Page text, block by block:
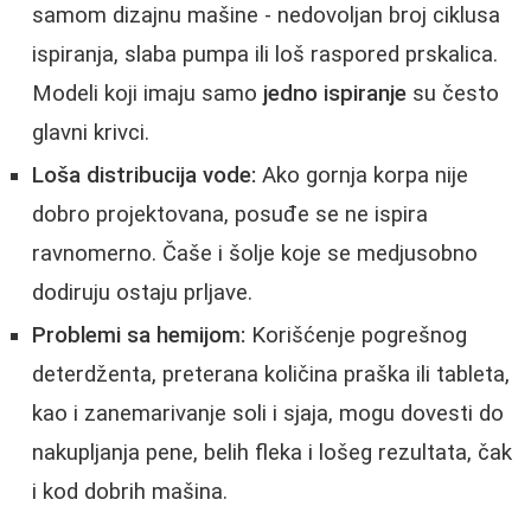
samom dizajnu mašine - nedovoljan broj ciklusa
ispiranja, slaba pumpa ili loš raspored prskalica.
Modeli koji imaju samo jedno ispiranje su često
glavni krivci.
Loša distribucija vode: Ako gornja korpa nije
dobro projektovana, posuđe se ne ispira
ravnomerno. Čaše i šolje koje se medjusobno
dodiruju ostaju prljave.
Problemi sa hemijom: Korišćenje pogrešnog
deterdženta, preterana količina praška ili tableta,
kao i zanemarivanje soli i sjaja, mogu dovesti do
nakupljanja pene, belih fleka i lošeg rezultata, čak
i kod dobrih mašina.